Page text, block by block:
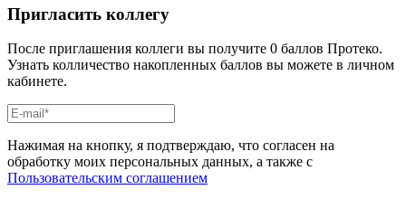
Пригласить коллегу
После приглашения коллеги вы получите 0 баллов Протеко.
Узнать колличество накопленных баллов вы можете в личном
кабинете.
Нажимая на кнопку, я подтверждаю, что согласен на
обработку моих персональных данных, а также с
Пользовательским соглашением